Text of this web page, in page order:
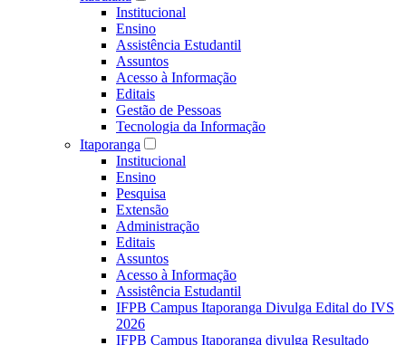
Institucional
Ensino
Assistência Estudantil
Assuntos
Acesso à Informação
Editais
Gestão de Pessoas
Tecnologia da Informação
Itaporanga
Institucional
Ensino
Pesquisa
Extensão
Administração
Editais
Assuntos
Acesso à Informação
Assistência Estudantil
IFPB Campus Itaporanga Divulga Edital do IVS
2026
IFPB Campus Itaporanga divulga Resultado